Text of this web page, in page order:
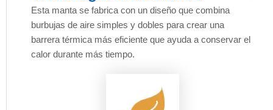
Esta manta se fabrica con un diseño que combina
burbujas de aire simples y dobles para crear una
barrera térmica más eficiente que ayuda a conservar el
calor durante más tiempo.